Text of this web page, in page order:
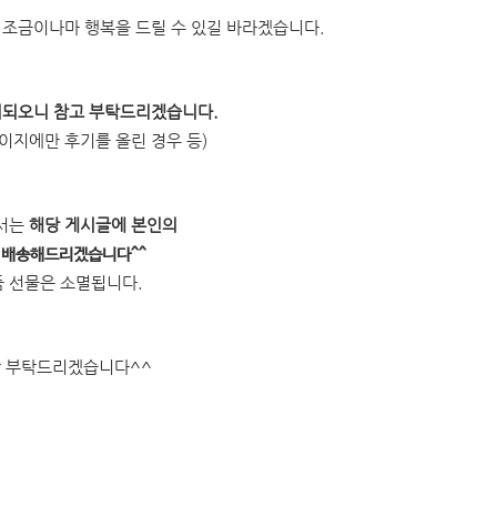
금이나마 행복을 드릴 수 있길 바라겠습니다.
오니 참고 부탁드리겠습니다.
지에만 후기를 올린 경우 등)
는 해당 게시글에 본인의
송해드리겠습니다^^
물은 소멸됩니다.
부탁드리겠습니다^^